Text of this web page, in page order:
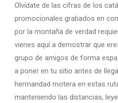
Olvídate de las cifras de los
promocionales grabados en
por la montaña de verdad
vienes aquí a demostrar que
grupo de amigos de forma
a poner en tu sitio antes de
hermandad motera en estas
manteniendo las distancias,